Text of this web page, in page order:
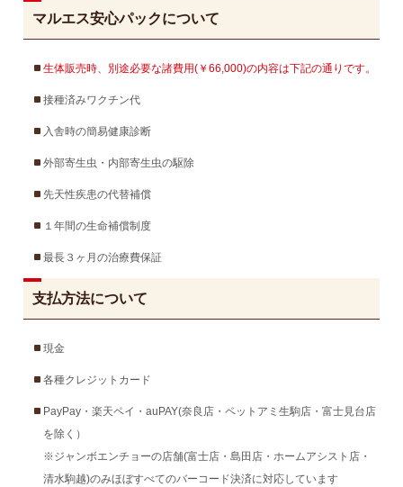
マルエス安心パックについて
生体販売時、別途必要な諸費用(￥66,000)の内容は下記の通りです。
接種済みワクチン代
入舎時の簡易健康診断
外部寄生虫・内部寄生虫の駆除
先天性疾患の代替補償
１年間の生命補償制度
最長３ヶ月の治療費保証
支払方法について
現金
各種クレジットカード
PayPay・楽天ペイ・auPAY(奈良店・ペットアミ生駒店・富士見台店
を除く）
※ジャンボエンチョーの店舗(富士店・島田店・ホームアシスト店・
清水駒越)のみほぼすべてのバーコード決済に対応しています